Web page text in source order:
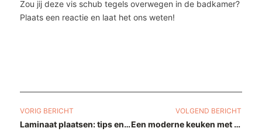
Zou jij deze vis schub tegels overwegen in de badkamer?
Plaats een reactie en laat het ons weten!
VORIG BERICHT
Laminaat plaatsen: tips en inspiratie
VOLGEND BERICHT
Een moderne keuken met hout